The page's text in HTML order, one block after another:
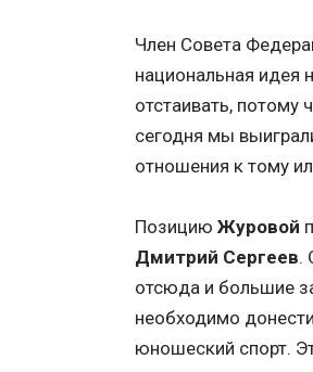
Член Совета
национальная идея
отстаивать, потому
сегодня мы
отношения к тому
Позицию Журовой
Дмитрий Сергеев.
отсюда и большие
необходимо
юношеский спорт.